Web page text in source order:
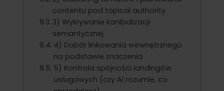
contentu pod topical authority
3) Wykrywanie kanibalizacji
semantycznej
4) Dobór linkowania wewnętrznego
na podstawie znaczenia
5) Kontrola spójności landingów
usługowych (czy AI rozumie, co